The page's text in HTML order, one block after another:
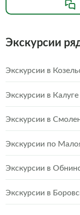
Экскурсии
Экскурсии в
Экскурсии в Калуге
Экскурсии в
Экскурсии по
Экскурсии в
Экскурсии в